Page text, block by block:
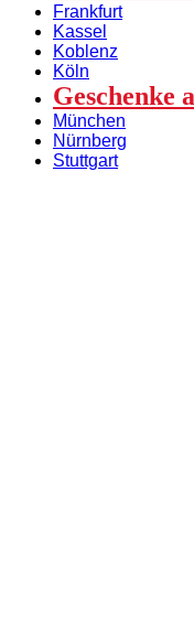
Frankfurt
Kassel
Koblenz
Köln
Geschenke
München
Nürnberg
Stuttgart